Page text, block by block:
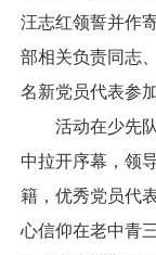
汪志红领誓并作
部相关负责同志
名新党员代表参
活动在少先队
中拉开序幕，领
籍，优秀党员代
心信仰在老中青